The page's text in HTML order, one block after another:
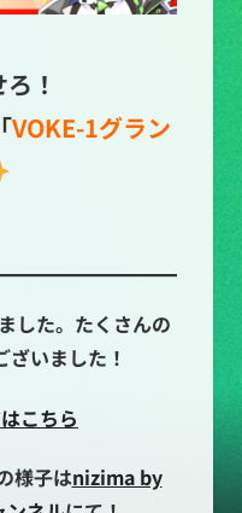
！
VOKE-1グラン
した。たくさんの
いました！
こちら
様子はnizima by